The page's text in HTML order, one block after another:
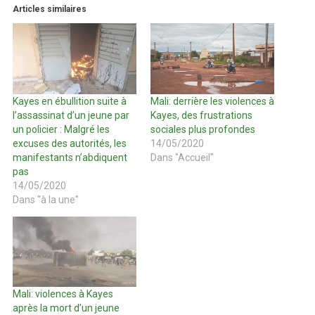
Articles similaires
Kayes en ébullition suite à
l’assassinat d’un jeune par
un policier : Malgré les
excuses des autorités, les
manifestants n’abdiquent
pas
14/05/2020
Dans "à la une"
Mali: derrière les violences à
Kayes, des frustrations
sociales plus profondes
14/05/2020
Dans "Accueil"
Mali: violences à Kayes
après la mort d’un jeune